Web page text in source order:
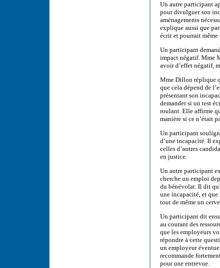
Un autre participant
pour divulguer son
aménagements
explique aussi que
écrit et pourrait même
Un participant
impact négatif. Mme
avoir d’effet négatif,
Mme Dillon réplique
que cela dépend de
présentant son
demander si un test
roulant. Elle affirme
manière si ce n’était
Un participant
d’une incapacité. Il
celles d’autres
en justice.
Un autre participant
cherche un emploi
du bénévolat. Il dit
une incapacité, et
tout de même un
Un participant dit
au courant des
que les employeurs
répondre à cette
un employeur
recommande
pour une entrevue.